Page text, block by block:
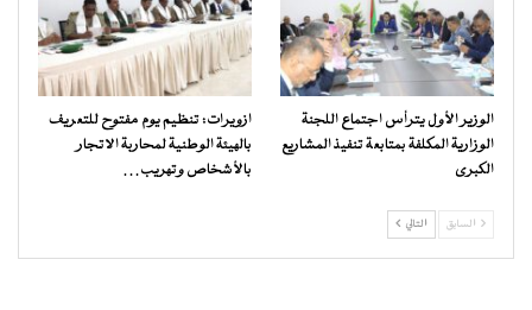
الوزير الأول يترأس اجتماع اللجنة
الوزارية المكلفة بمتابعة تنفيذ المشاريع
الكبرى
ازويرات: تنظيم يوم مفتوح للتعريف
بالهيئة الوطنية لمحاربة الاتجار
بالأشخاص وتهريب…
السابق التالي